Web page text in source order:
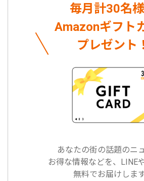
毎月計30名
Amazonギフト
プレゼント！
あなたの街の話題のニ
お得な情報などを、LINE
無料でお届けします